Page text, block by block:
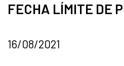
FECHA LÍMITE DE
16/08/2021